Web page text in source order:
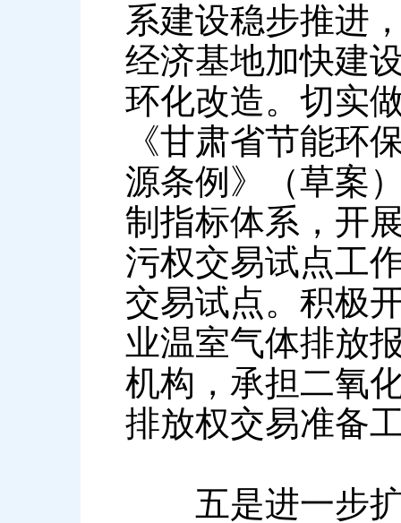
系建设稳步推进
经济基地加快建
环化改造。切实
《甘肃省节能环
源条例》（草案
制指标体系，开
污权交易试点工
交易试点。积极
业温室气体排放
机构，承担二氧
排放权交易准备
五是进一步扩